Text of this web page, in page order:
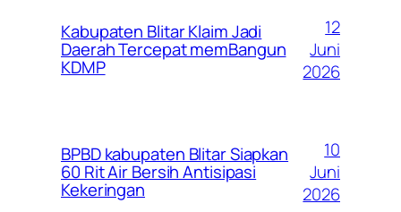
Kabupaten Blitar Klaim Jadi
Daerah Tercepat memBangun
KDMP
12
Juni
2026
BPBD kabupaten Blitar Siapkan
60 Rit Air Bersih Antisipasi
Kekeringan
10
Juni
2026